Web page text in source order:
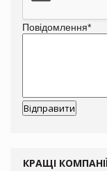
Повідомлення*
КРАЩІ